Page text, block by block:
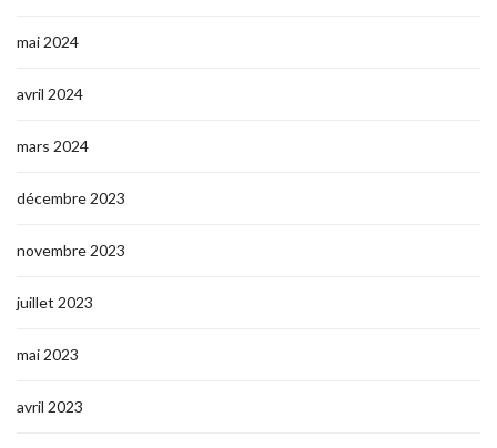
mai 2024
avril 2024
mars 2024
décembre 2023
novembre 2023
juillet 2023
mai 2023
avril 2023